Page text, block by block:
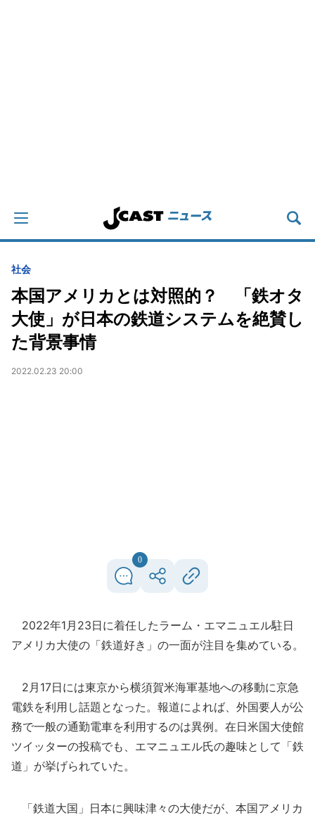
社会
本国アメリカとは対照的？ 「鉄オタ
大使」が日本の鉄道システムを絶賛し
た背景事情
2022.02.23 20:00
0
2022年1月23日に着任したラーム・エマニュエル駐日
アメリカ大使の「鉄道好き」の一面が注目を集めている。
2月17日には東京から横須賀米海軍基地への移動に京急
電鉄を利用し話題となった。報道によれば、外国要人が公
務で一般の通勤電車を利用するのは異例。在日米国大使館
ツイッターの投稿でも、エマニュエル氏の趣味として「鉄
道」が挙げられていた。
「鉄道大国」日本に興味津々の大使だが、本国アメリカ